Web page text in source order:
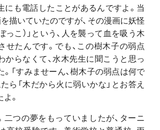
にも電話したことがあるんですよ。当
描いていたのですが、その漫画に妖怪
っこ）」という、人を襲って血を吸う木
せたんです。でも、この樹木子の弱点
からなくて、水木先生に聞こうと思っ
「すみませーん、樹木子の弱点は何で
ら「木だから火に弱いかな」とお答え
。
二つの夢をもっていましたが、ターニ